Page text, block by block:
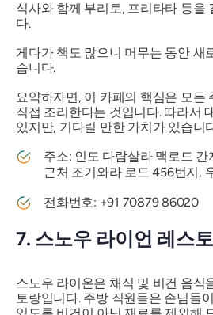
식사와 함께 부리토, 프리타타 등을
다.
게다가 책도 많으니 머무는 동안 새
습니다.
요약하자면, 이 카페의 핵심은 모든
직접 조리한다는 것입니다. 따라서
있지만, 기다릴 만한 가치가 있습니
주소: 인도 다람살라 맥로드
근처 조기와라 로드 456번지,
전화번호: +91 70879 86020
7. 스노우 라이언 레스
스노우 라이온은 채식 및 비건 음식
토랑입니다. 주방 직원들은 손님들